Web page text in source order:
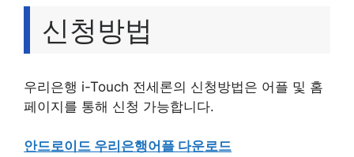
신청방법
우리은행 i-Touch 전세론의 신청방법은 어플 및 홈
페이지를 통해 신청 가능합니다.
안드로이드 우리은행어플 다운로드